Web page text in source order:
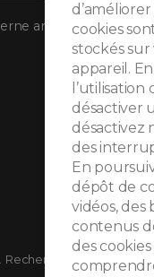
années 60
Recherche
cookies
stockés
appareil.
désactiver
désactivez
des
En
dépôt de
vidéos,
contenus
des